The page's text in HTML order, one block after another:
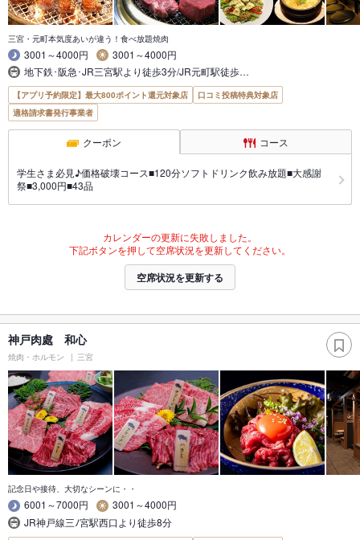
三宮・元町本気度あいが違う！食べ放題焼肉
3001～4000円
3001～4000円
地下鉄･阪急･JR三宮駅より徒歩3分/JR元町駅徒歩…
【アプリ予約限定】最大800ポイント還元対象店
口コミ投稿特典対象店
適格請求書発行事業者
クーポン コース
学生さま必見♪価格破壊コース■120分ソフトドリンク飲み放題■大感謝
祭■3,000円■43品
カレンダーの更新に失敗しました。
下記ボタンを押して空席状況を更新してください。
空席状況を更新する
神戸肉處 和心
焼肉・ホルモン 三宮
記念日や接待、大切なシーンに・・
6001～7000円
3001～4000円
JR神戸線三ﾉ宮駅西口より徒歩8分